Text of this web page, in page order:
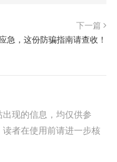
下一篇
急，这份防骗指南请查收！
现的信息，均仅供参
者在使用前请进一步核